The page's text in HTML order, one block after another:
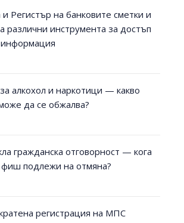
и Регистър на банковите сметки и
инструмента за достъп
алкохол и наркотици — какво
да се обжалва?
гражданска отговорност — кога
фиш подлежи на отмяна?
регистрация на МПС